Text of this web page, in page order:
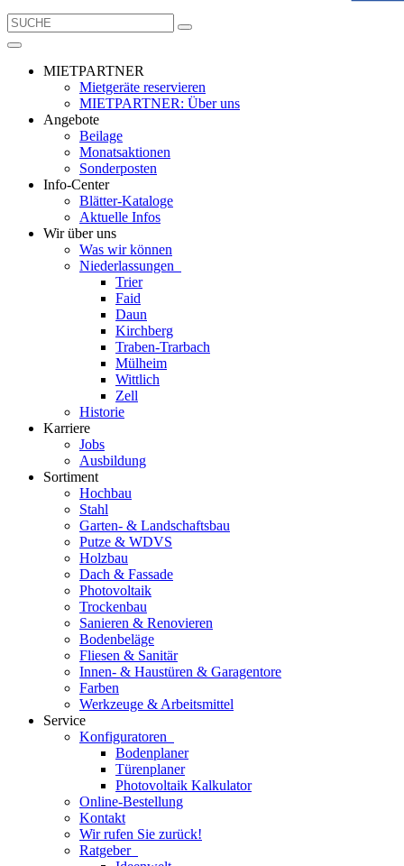
MIETPARTNER
Mietgeräte reservieren
MIETPARTNER: Über uns
Angebote
Beilage
Monatsaktionen
Sonderposten
Info-Center
Blätter-Kataloge
Aktuelle Infos
Wir über uns
Was wir können
Niederlassungen
Trier
Faid
Daun
Kirchberg
Traben-Trarbach
Mülheim
Wittlich
Zell
Historie
Karriere
Jobs
Ausbildung
Sortiment
Hochbau
Stahl
Garten- & Landschaftsbau
Putze & WDVS
Holzbau
Dach & Fassade
Photovoltaik
Trockenbau
Sanieren & Renovieren
Bodenbeläge
Fliesen & Sanitär
Innen- & Haustüren & Garagentore
Farben
Werkzeuge & Arbeitsmittel
Service
Konfiguratoren
Bodenplaner
Türenplaner
Photovoltaik Kalkulator
Online-Bestellung
Kontakt
Wir rufen Sie zurück!
Ratgeber